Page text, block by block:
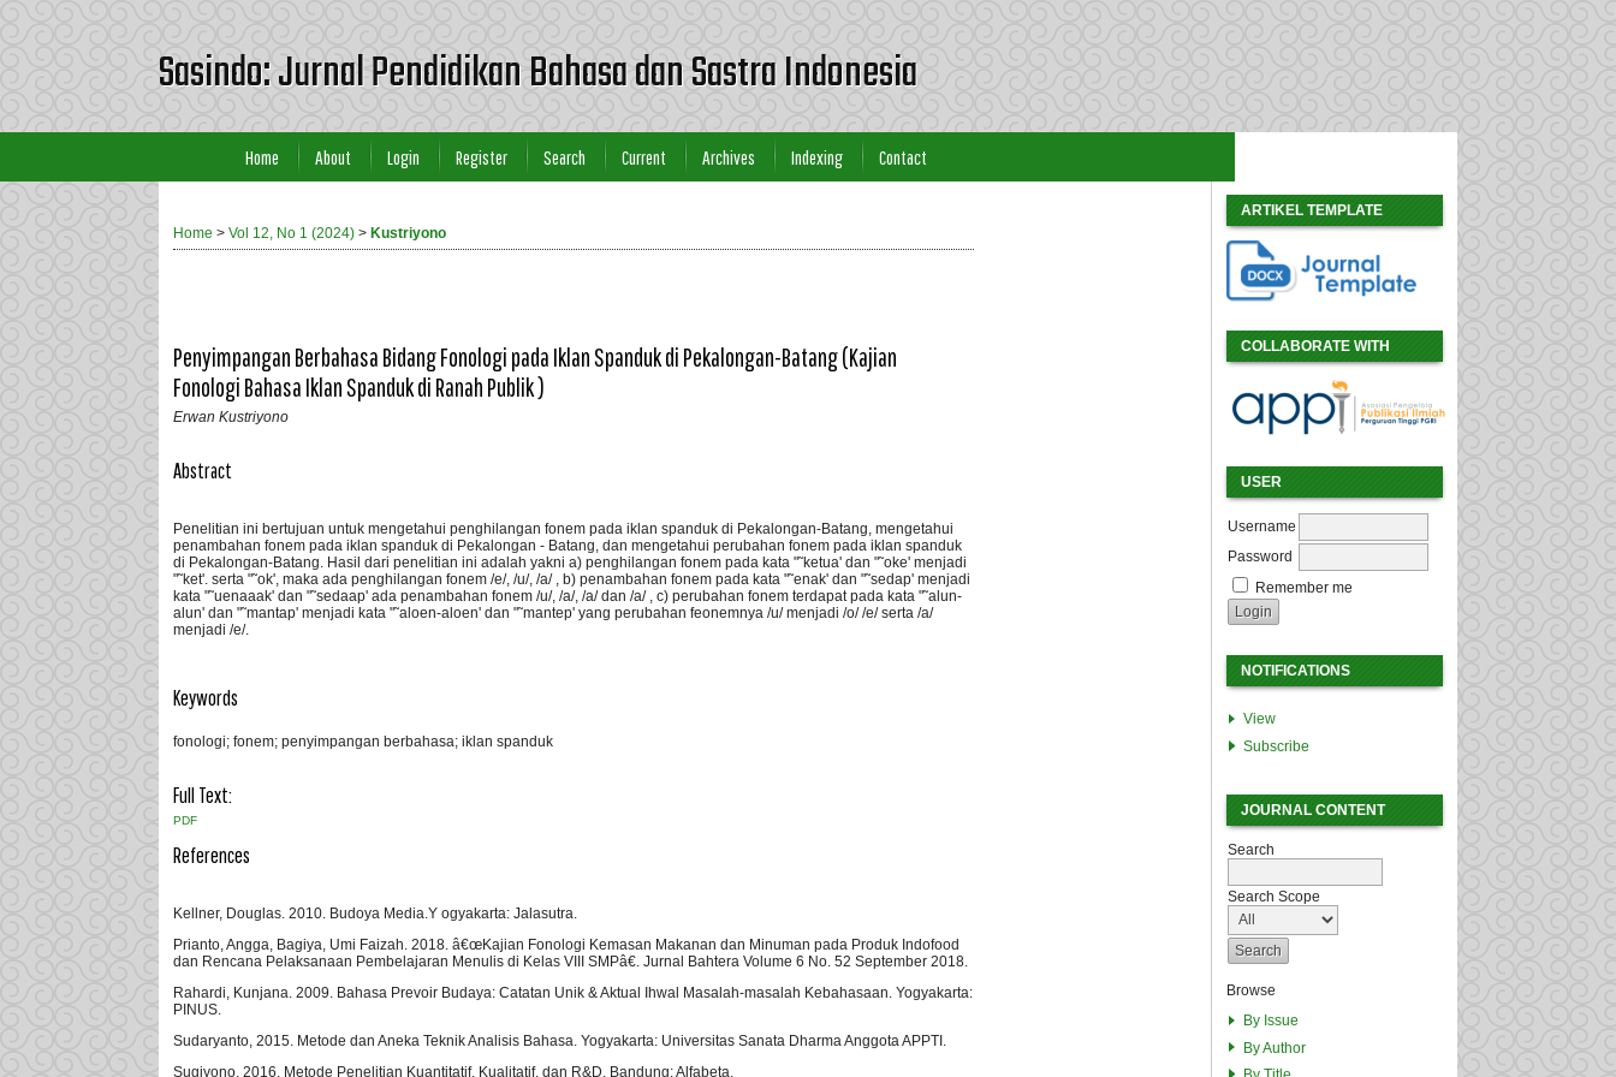
Sasindo: Jurnal Pendidikan Bahasa dan Sastra Indonesia
ARTIKEL TEMPLATE
COLLABORATE WITH
USER
Username
Password
Remember me
NOTIFICATIONS
View
Subscribe
JOURNAL CONTENT
Search
Search Scope
Browse
By Issue
By Author
Home About Login Register Search Current Archives Indexing Contact
Home > Vol 12, No 1 (2024) > Kustriyono
Penyimpangan Berbahasa Bidang Fonologi pada Iklan Spanduk di Pekalongan-Batang (Kajian
Fonologi Bahasa Iklan Spanduk di Ranah Publik )
Erwan Kustriyono
Abstract
Penelitian ini bertujuan untuk mengetahui penghilangan fonem pada iklan spanduk di Pekalongan-Batang, mengetahui
penambahan fonem pada iklan spanduk di Pekalongan - Batang, dan mengetahui perubahan fonem pada iklan spanduk
di Pekalongan-Batang. Hasil dari penelitian ini adalah yakni a) penghilangan fonem pada kata "˜ketua' dan "˜oke' menjadi
"˜ket'. serta "˜ok', maka ada penghilangan fonem /e/, /u/, /a/ , b) penambahan fonem pada kata "˜enak' dan "˜sedap' menjadi
kata "˜uenaaak' dan "˜sedaap' ada penambahan fonem /u/, /a/, /a/ dan /a/ , c) perubahan fonem terdapat pada kata "˜alun-
alun' dan "˜mantap' menjadi kata "˜aloen-aloen' dan "˜mantep' yang perubahan feonemnya /u/ menjadi /o/ /e/ serta /a/
menjadi /e/.
Keywords
fonologi; fonem; penyimpangan berbahasa; iklan spanduk
Full Text:
PDF
References
Kellner, Douglas. 2010. Budoya Media.Y ogyakarta: Jalasutra.
Prianto, Angga, Bagiya, Umi Faizah. 2018. â€œKajian Fonologi Kemasan Makanan dan Minuman pada Produk Indofood
dan Rencana Pelaksanaan Pembelajaran Menulis di Kelas VIII SMPâ€. Jurnal Bahtera Volume 6 No. 52 September 2018.
Rahardi, Kunjana. 2009. Bahasa Prevoir Budaya: Catatan Unik & Aktual Ihwal Masalah-masalah Kebahasaan. Yogyakarta:
PINUS.
Sudaryanto, 2015. Metode dan Aneka Teknik Analisis Bahasa. Yogyakarta: Universitas Sanata Dharma Anggota APPTI.
Sugiyono. 2016. Metode Penelitian Kuantitatif, Kualitatif, dan R&D. Bandung: Alfabeta.